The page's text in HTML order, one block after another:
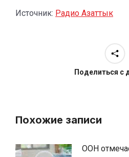
Источник: Радио Азаттык
Поделиться с
Похожие записи
ООН